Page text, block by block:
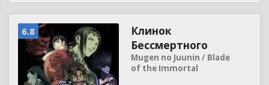
6.8
Клинок
Бессмертного
Mugen no Juunin / Blade
of the Immortal